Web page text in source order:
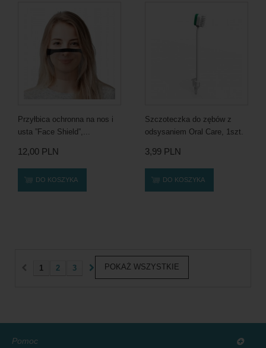
Przyłbica ochronna na nos i
usta ”Face Shield”,...
12,00 PLN
DO KOSZYKA
Szczoteczka do zębów z
odsysaniem Oral Care, 1szt.
3,99 PLN
DO KOSZYKA
POKAŻ WSZYSTKIE
1 2 3
Pomoc